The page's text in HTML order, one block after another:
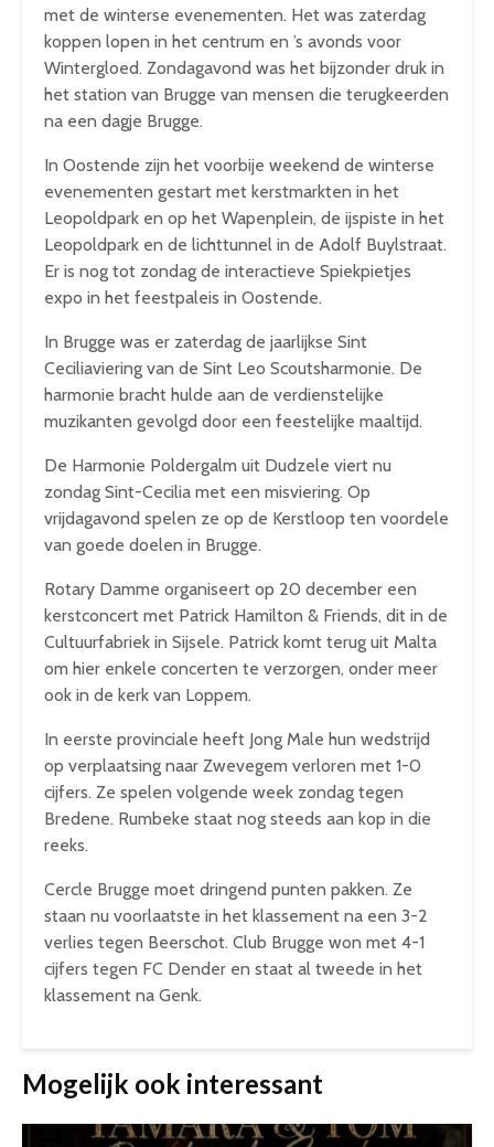
met de winterse evenementen. Het was zaterdag
koppen lopen in het centrum en ’s avonds voor
Wintergloed. Zondagavond was het bijzonder druk in
het station van Brugge van mensen die terugkeerden
na een dagje Brugge.
In Oostende zijn het voorbije weekend de winterse
evenementen gestart met kerstmarkten in het
Leopoldpark en op het Wapenplein, de ijspiste in het
Leopoldpark en de lichttunnel in de Adolf Buylstraat.
Er is nog tot zondag de interactieve Spiekpietjes
expo in het feestpaleis in Oostende.
In Brugge was er zaterdag de jaarlijkse Sint
Ceciliaviering van de Sint Leo Scoutsharmonie. De
harmonie bracht hulde aan de verdienstelijke
muzikanten gevolgd door een feestelijke maaltijd.
De Harmonie Poldergalm uit Dudzele viert nu
zondag Sint-Cecilia met een misviering. Op
vrijdagavond spelen ze op de Kerstloop ten voordele
van goede doelen in Brugge.
Rotary Damme organiseert op 20 december een
kerstconcert met Patrick Hamilton & Friends, dit in de
Cultuurfabriek in Sijsele. Patrick komt terug uit Malta
om hier enkele concerten te verzorgen, onder meer
ook in de kerk van Loppem.
In eerste provinciale heeft Jong Male hun wedstrijd
op verplaatsing naar Zwevegem verloren met 1-0
cijfers. Ze spelen volgende week zondag tegen
Bredene. Rumbeke staat nog steeds aan kop in die
reeks.
Cercle Brugge moet dringend punten pakken. Ze
staan nu voorlaatste in het klassement na een 3-2
verlies tegen Beerschot. Club Brugge won met 4-1
cijfers tegen FC Dender en staat al tweede in het
klassement na Genk.
Mogelijk ook interessant